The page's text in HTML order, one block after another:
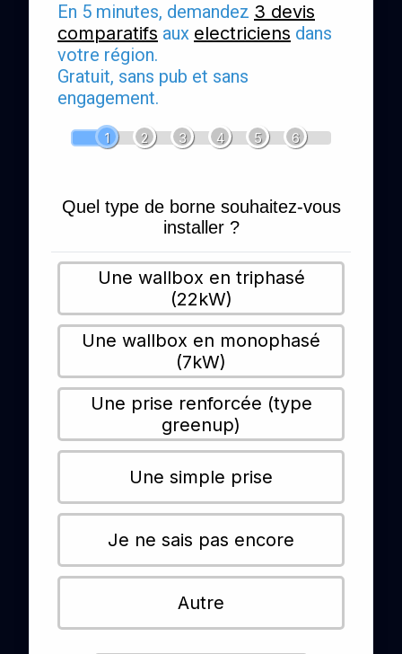
En 5 minutes, demandez 3 devis
comparatifs aux electriciens dans
votre région.
Gratuit, sans pub et sans
engagement.
1 2 3 4 5 6
Quel type de borne souhaitez-vous
installer ?
Une wallbox en triphasé
(22kW)
Une wallbox en monophasé
(7kW)
Une prise renforcée (type
greenup)
Une simple prise
Je ne sais pas encore
Autre